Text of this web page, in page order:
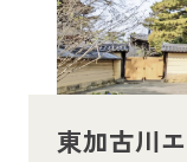
東加古川